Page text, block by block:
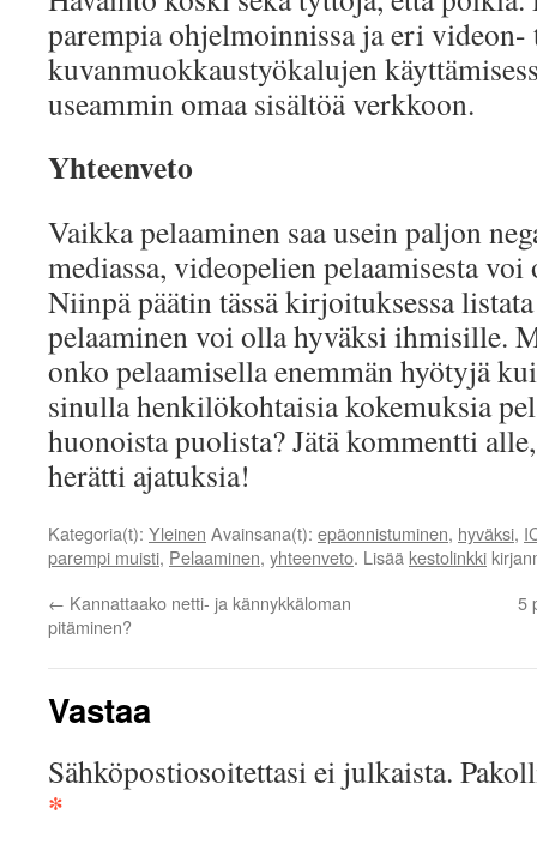
parempia ohjelmoinnissa ja eri videon-
kuvanmuokkaustyökalujen
useammin omaa sisältöä verkkoon.
Yhteenveto
Vaikka pelaaminen saa usein paljon
mediassa, videopelien pelaamisesta
Niinpä päätin tässä kirjoituksessa
pelaaminen voi olla hyväksi ihmisille.
onko pelaamisella enemmän hyötyjä
sinulla henkilökohtaisia kokemuksia
huonoista puolista? Jätä kommentti
herätti ajatuksia!
Kategoria(t): Yleinen Avainsana(t): epäonnistuminen, hyväksi,
parempi muisti, Pelaaminen, yhteenveto. Lisää kestolinkki
← Kannattaako netti- ja kännykkäloman
pitäminen?
5
Vastaa
Sähköpostiosoitettasi ei julkaista.
*